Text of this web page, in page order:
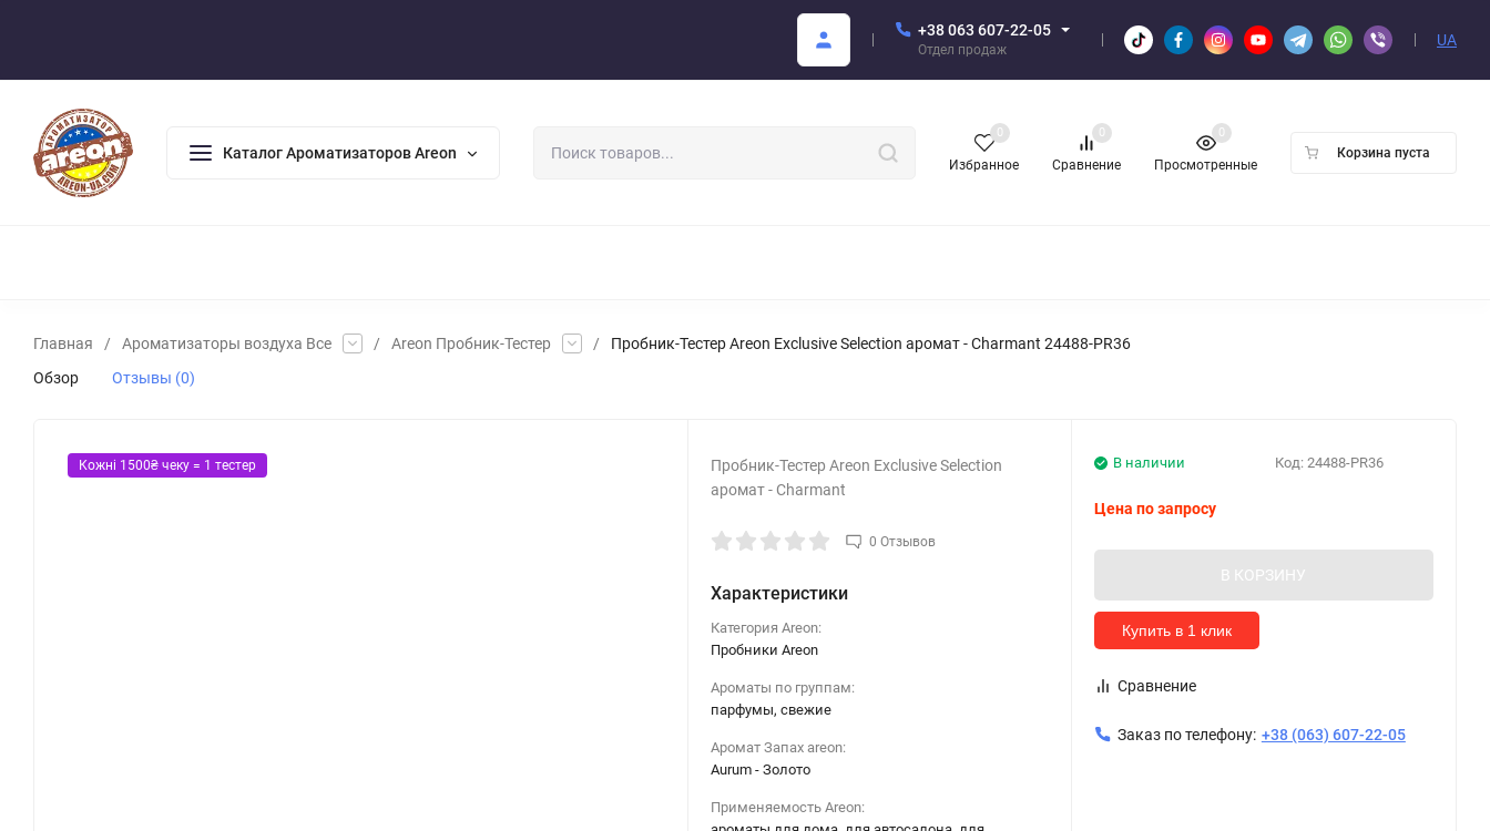
+38 063 607-22-05
Отдел продаж
UA
Каталог Ароматизаторов Areon
Избранное
0
Сравнение
0
Просмотренные
0
Корзина пуста
Главная / Ароматизаторы воздуха Все / Areon Пробник-Тестер /
Пробник-Тестер Areon Exclusive Selection аромат - Charmant 24488-PR36
Обзор
Отзывы (0)
Кожні 1500₴ чеку = 1 тестер
Пробник-Тестер Areon Exclusive Selection
аромат - Charmant
0 Отзывов
Характеристики
Категория Areon:
Пробники Areon
Ароматы по группам:
парфумы, свежие
Аромат Запах areon:
Aurum - Золото
Применяемость Areon:
В наличии Код: 24488-PR36
Цена по запросу
В КОРЗИНУ
Купить в 1 клик
Сравнение
Заказ по телефону: +38 (063) 607-22-05